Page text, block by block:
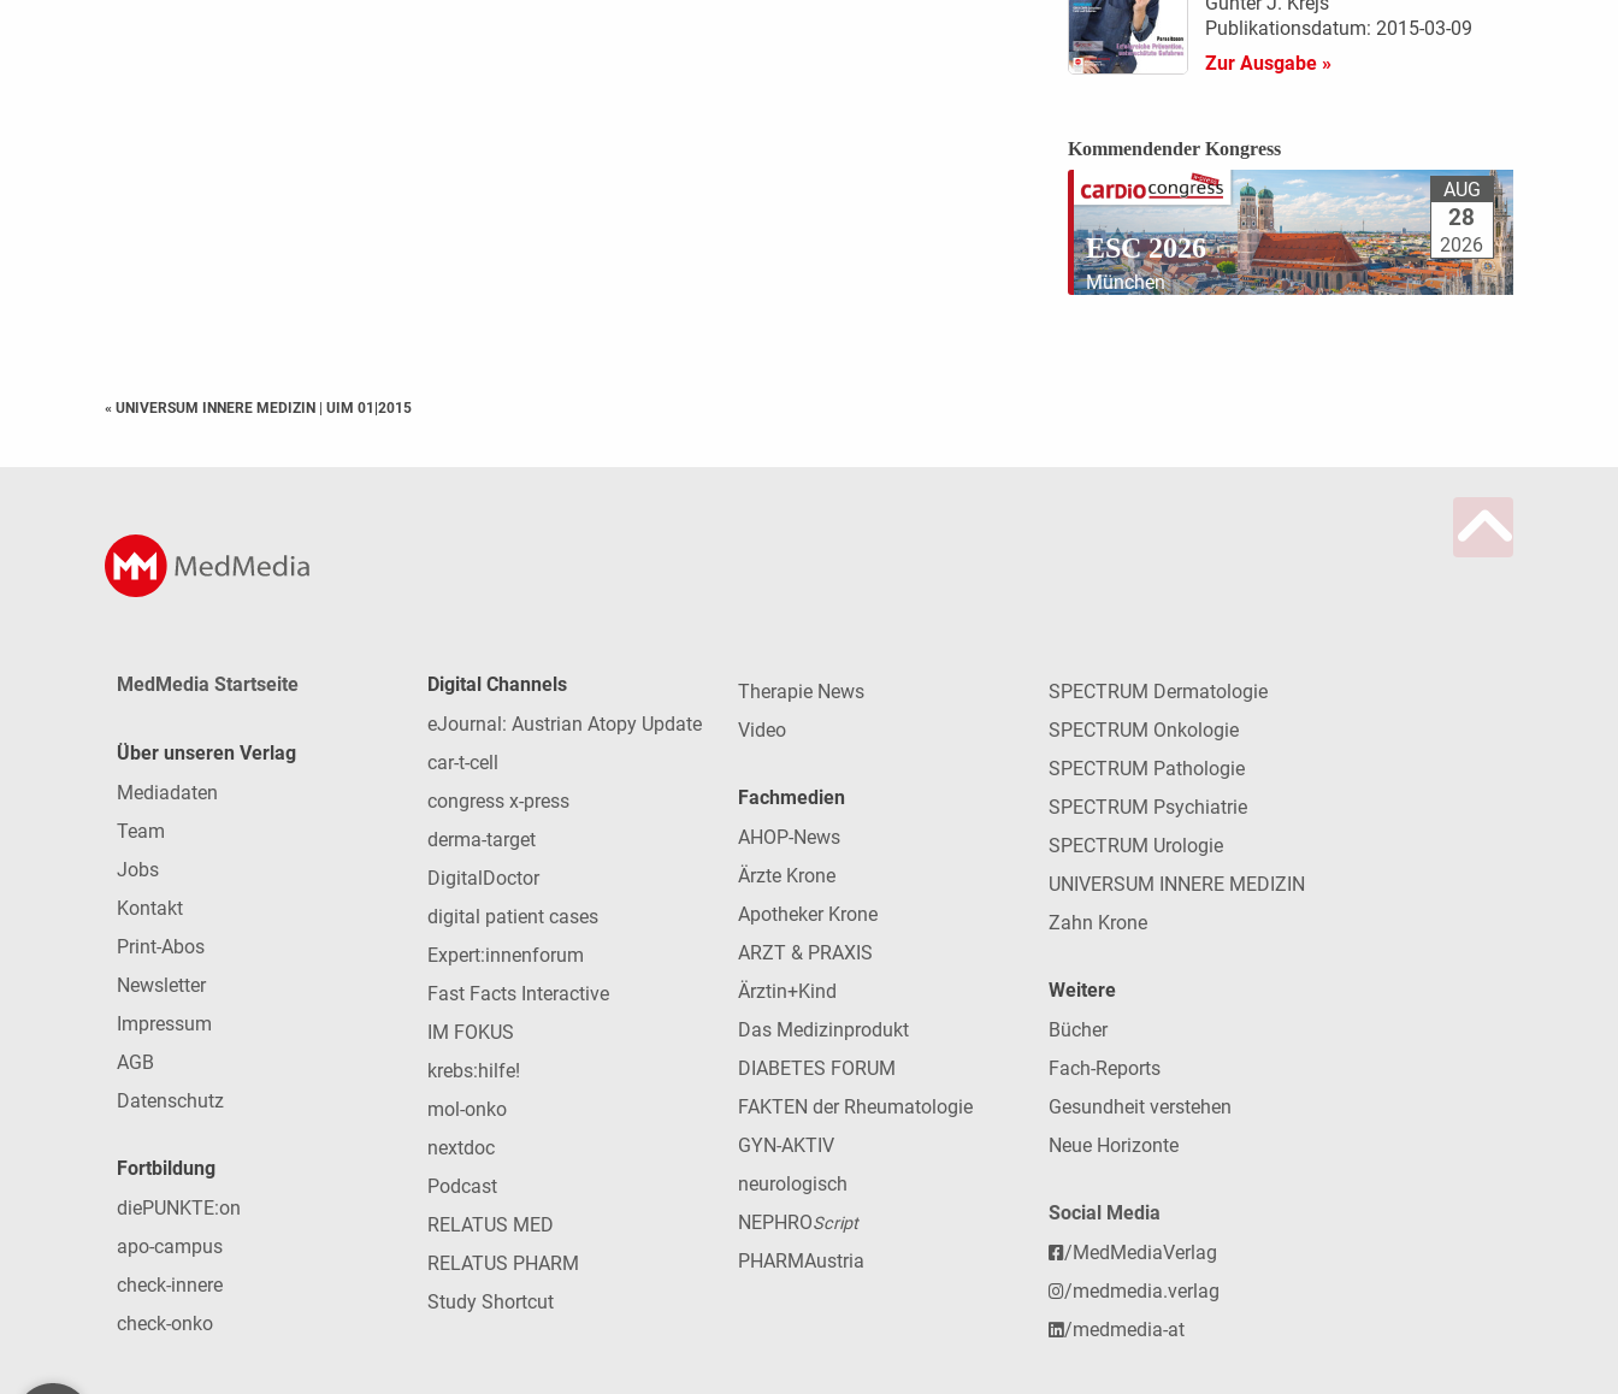
Publikationsdatum: 2015-03-09
Zur Ausgabe »
Kommendender Kongress
ESC 2026
München
AUG
28
2026
« UNIVERSUM INNERE MEDIZIN UIM 01|2015
MedMedia Startseite
Über unseren Verlag
Mediadaten
Team
Jobs
Kontakt
Print-Abos
Newsletter
Impressum
AGB
Datenschutz
Fortbildung
diePUNKTE:on
apo-campus
check-innere
check-onko
Digital Channels
eJournal: Austrian Atopy Update
car-t-cell
congress x-press
derma-target
DigitalDoctor
digital patient cases
Expert:innenforum
Fast Facts Interactive
IM FOKUS
krebs:hilfe!
mol-onko
nextdoc
Podcast
RELATUS MED
RELATUS PHARM
Study Shortcut
Therapie News
Video
Fachmedien
AHOP-News
Ärzte Krone
Apotheker Krone
ARZT & PRAXIS
Ärztin+Kind
Das Medizinprodukt
DIABETES FORUM
FAKTEN der Rheumatologie
GYN-AKTIV
neurologisch
NEPHROScript
PHARMAustria
SPECTRUM Dermatologie
SPECTRUM Onkologie
SPECTRUM Pathologie
SPECTRUM Psychiatrie
SPECTRUM Urologie
UNIVERSUM INNERE MEDIZIN
Zahn Krone
Weitere
Bücher
Fach-Reports
Gesundheit verstehen
Neue Horizonte
Social Media
/MedMediaVerlag
/medmedia.verlag
/medmedia-at